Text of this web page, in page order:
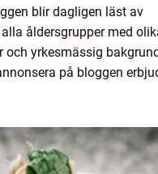
blir dagligen läst av
åldersgrupper med
och yrkesmässig
på bloggen